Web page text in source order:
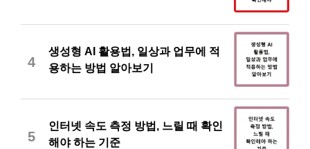
4
생성형 AI 활용법, 일상과 업무에 적
용하는 방법 알아보기
5
인터넷 속도 측정 방법, 느릴 때 확인
해야 하는 기준